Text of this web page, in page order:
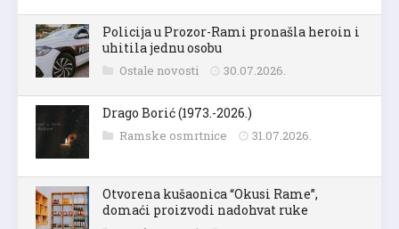
Policija u Prozor-Rami pronašla heroin i
uhitila jednu osobu
Ostale novosti 30.07.2026.
Drago Borić (1973.-2026.)
Ramske osmrtnice 31.07.2026.
Otvorena kušaonica “Okusi Rame”,
domaći proizvodi nadohvat ruke